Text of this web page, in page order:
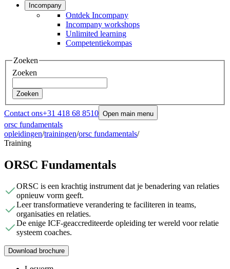
Incompany
Ontdek Incompany
Incompany workshops
Unlimited learning
Competentiekompas
Zoeken
Zoeken
Zoeken
Contact ons+31 418 68 8510 Open main menu
orsc fundamentals
opleidingen/trainingen/orsc fundamentals/
Training
ORSC Fundamentals
ORSC is een krachtig instrument dat je benadering van relaties
opnieuw vorm geeft.
Leer transformatieve verandering te faciliteren in teams,
organisaties en relaties.
De enige ICF-geaccrediteerde opleiding ter wereld voor relatie
systeem coaches.
Download brochure